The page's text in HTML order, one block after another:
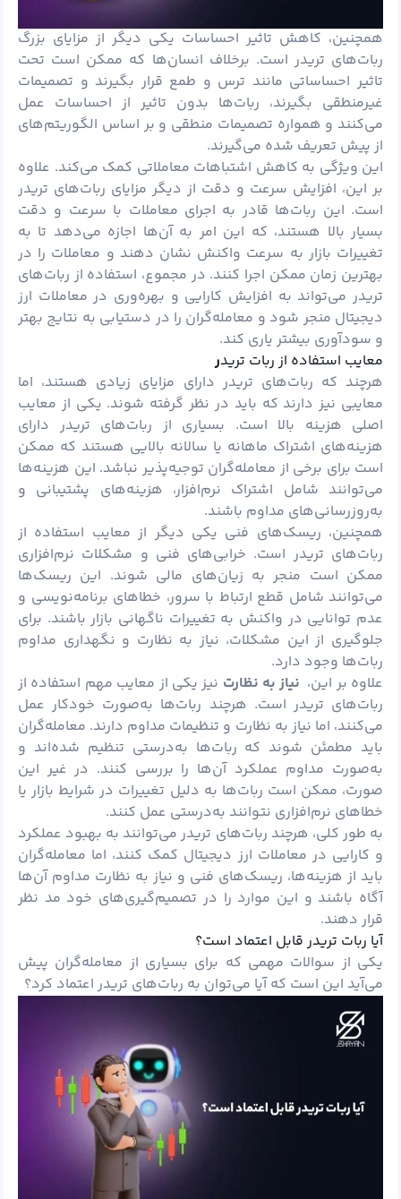
همچنین، کاهش تاثیر احساسات یکی دیگر از مزایای بزرگ
ربات‌های تریدر است. برخلاف انسان‌ها که ممکن است تحت
تاثیر احساساتی مانند ترس و طمع قرار بگیرند و تصمیمات
غیرمنطقی بگیرند، ربات‌ها بدون تاثیر از احساسات عمل
می‌کنند و همواره تصمیمات منطقی و بر اساس الگوریتم‌های
از پیش تعریف شده می‌گیرند.
این ویژگی به کاهش اشتباهات معاملاتی کمک می‌کند. علاوه
بر این، افزایش سرعت و دقت از دیگر مزایای ربات‌های تریدر
است. این ربات‌ها قادر به اجرای معاملات با سرعت و دقت
بسیار بالا هستند، که این امر به آن‌ها اجازه می‌دهد تا به
تغییرات بازار به سرعت واکنش نشان دهند و معاملات را در
بهترین زمان ممکن اجرا کنند. در مجموع، استفاده از ربات‌های
تریدر می‌تواند به افزایش کارایی و بهره‌وری در معاملات ارز
دیجیتال منجر شود و معامله‌گران را در دستیابی به نتایج بهتر
و سودآوری بیشتر یاری کند.
معایب استفاده از ربات تریدر
هرچند که ربات‌های تریدر دارای مزایای زیادی هستند، اما
معایبی نیز دارند که باید در نظر گرفته شوند. یکی از معایب
اصلی هزینه بالا است. بسیاری از ربات‌های تریدر دارای
هزینه‌های اشتراک ماهانه یا سالانه بالایی هستند که ممکن
است برای برخی از معامله‌گران توجیه‌پذیر نباشد. این هزینه‌ها
می‌توانند شامل اشتراک نرم‌افزار، هزینه‌های پشتیبانی و
به‌روزرسانی‌های مداوم باشند.
همچنین، ریسک‌های فنی یکی دیگر از معایب استفاده از
ربات‌های تریدر است. خرابی‌های فنی و مشکلات نرم‌افزاری
ممکن است منجر به زیان‌های مالی شوند. این ریسک‌ها
می‌توانند شامل قطع ارتباط با سرور، خطاهای برنامه‌نویسی و
عدم توانایی در واکنش به تغییرات ناگهانی بازار باشند. برای
جلوگیری از این مشکلات، نیاز به نظارت و نگهداری مداوم
ربات‌ها وجود دارد.
علاوه بر این، نیاز به نظارت نیز یکی از معایب مهم استفاده از
ربات‌های تریدر است. هرچند ربات‌ها به‌صورت خودکار عمل
می‌کنند، اما نیاز به نظارت و تنظیمات مداوم دارند. معامله‌گران
باید مطمئن شوند که ربات‌ها به‌درستی تنظیم شده‌اند و
به‌صورت مداوم عملکرد آن‌ها را بررسی کنند. در غیر این
صورت، ممکن است ربات‌ها به دلیل تغییرات در شرایط بازار یا
خطاهای نرم‌افزاری نتوانند به‌درستی عمل کنند.
به طور کلی، هرچند ربات‌های تریدر می‌توانند به بهبود عملکرد
و کارایی در معاملات ارز دیجیتال کمک کنند، اما معامله‌گران
باید از هزینه‌ها، ریسک‌های فنی و نیاز به نظارت مداوم آن‌ها
آگاه باشند و این موارد را در تصمیم‌گیری‌های خود مد نظر
قرار دهند.
آیا ربات تریدر قابل اعتماد است؟
یکی از سوالات مهمی که برای بسیاری از معامله‌گران پیش
می‌آید این است که آیا می‌توان به ربات‌های تریدر اعتماد کرد؟